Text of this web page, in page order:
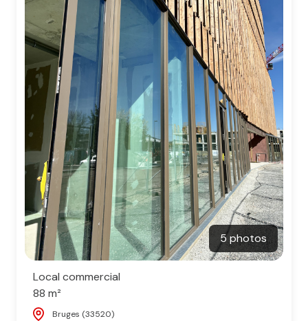
5 photos
Local commercial
88 m²
Bruges (33520)